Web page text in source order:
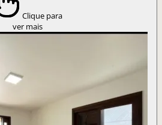
Clique para
ver mais